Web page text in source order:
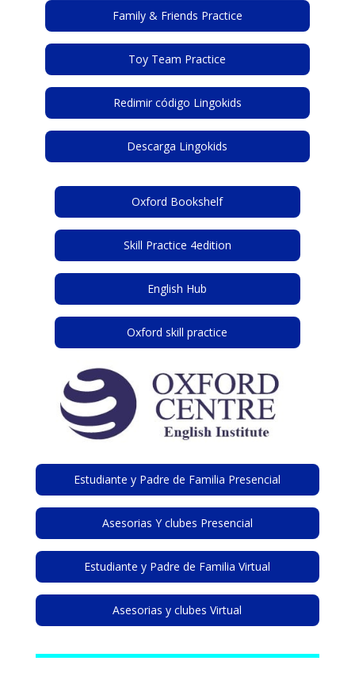
Family & Friends Practice
Toy Team Practice
Redimir código Lingokids
Descarga Lingokids
Oxford Bookshelf
Skill Practice 4edition
English Hub
Oxford skill practice
Estudiante y Padre de Familia Presencial
Asesorias Y clubes Presencial
Estudiante y Padre de Familia Virtual
Asesorias y clubes Virtual